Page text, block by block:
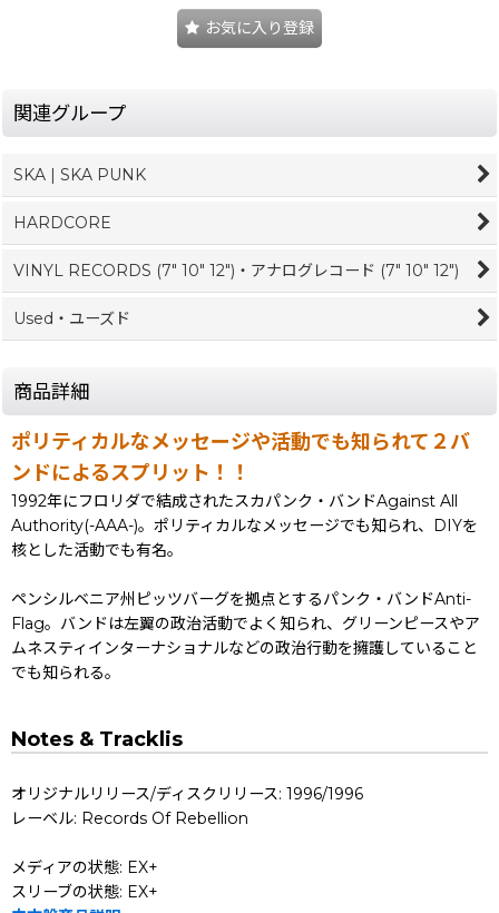
お気に入り登録
関連グループ
SKA | SKA PUNK
HARDCORE
VINYL RECORDS (7" 10" 12")・アナログレコード (7" 10" 12")
Used・ユーズド
商品詳細
ポリティカルなメッセージや活動でも知られて２バ
ンドによるスプリット！！
1992年にフロリダで結成されたスカパンク・バンドAgainst All
Authority(-AAA-)。ポリティカルなメッセージでも知られ、DIYを
核とした活動でも有名。
ペンシルベニア州ピッツバーグを拠点とするパンク・バンドAnti-
Flag。バンドは左翼の政治活動でよく知られ、グリーンピースやア
ムネスティインターナショナルなどの政治行動を擁護していること
でも知られる。
Notes & Tracklis
オリジナルリリース/ディスクリリース: 1996/1996
レーベル: Records Of Rebellion
メディアの状態: EX+
スリーブの状態: EX+